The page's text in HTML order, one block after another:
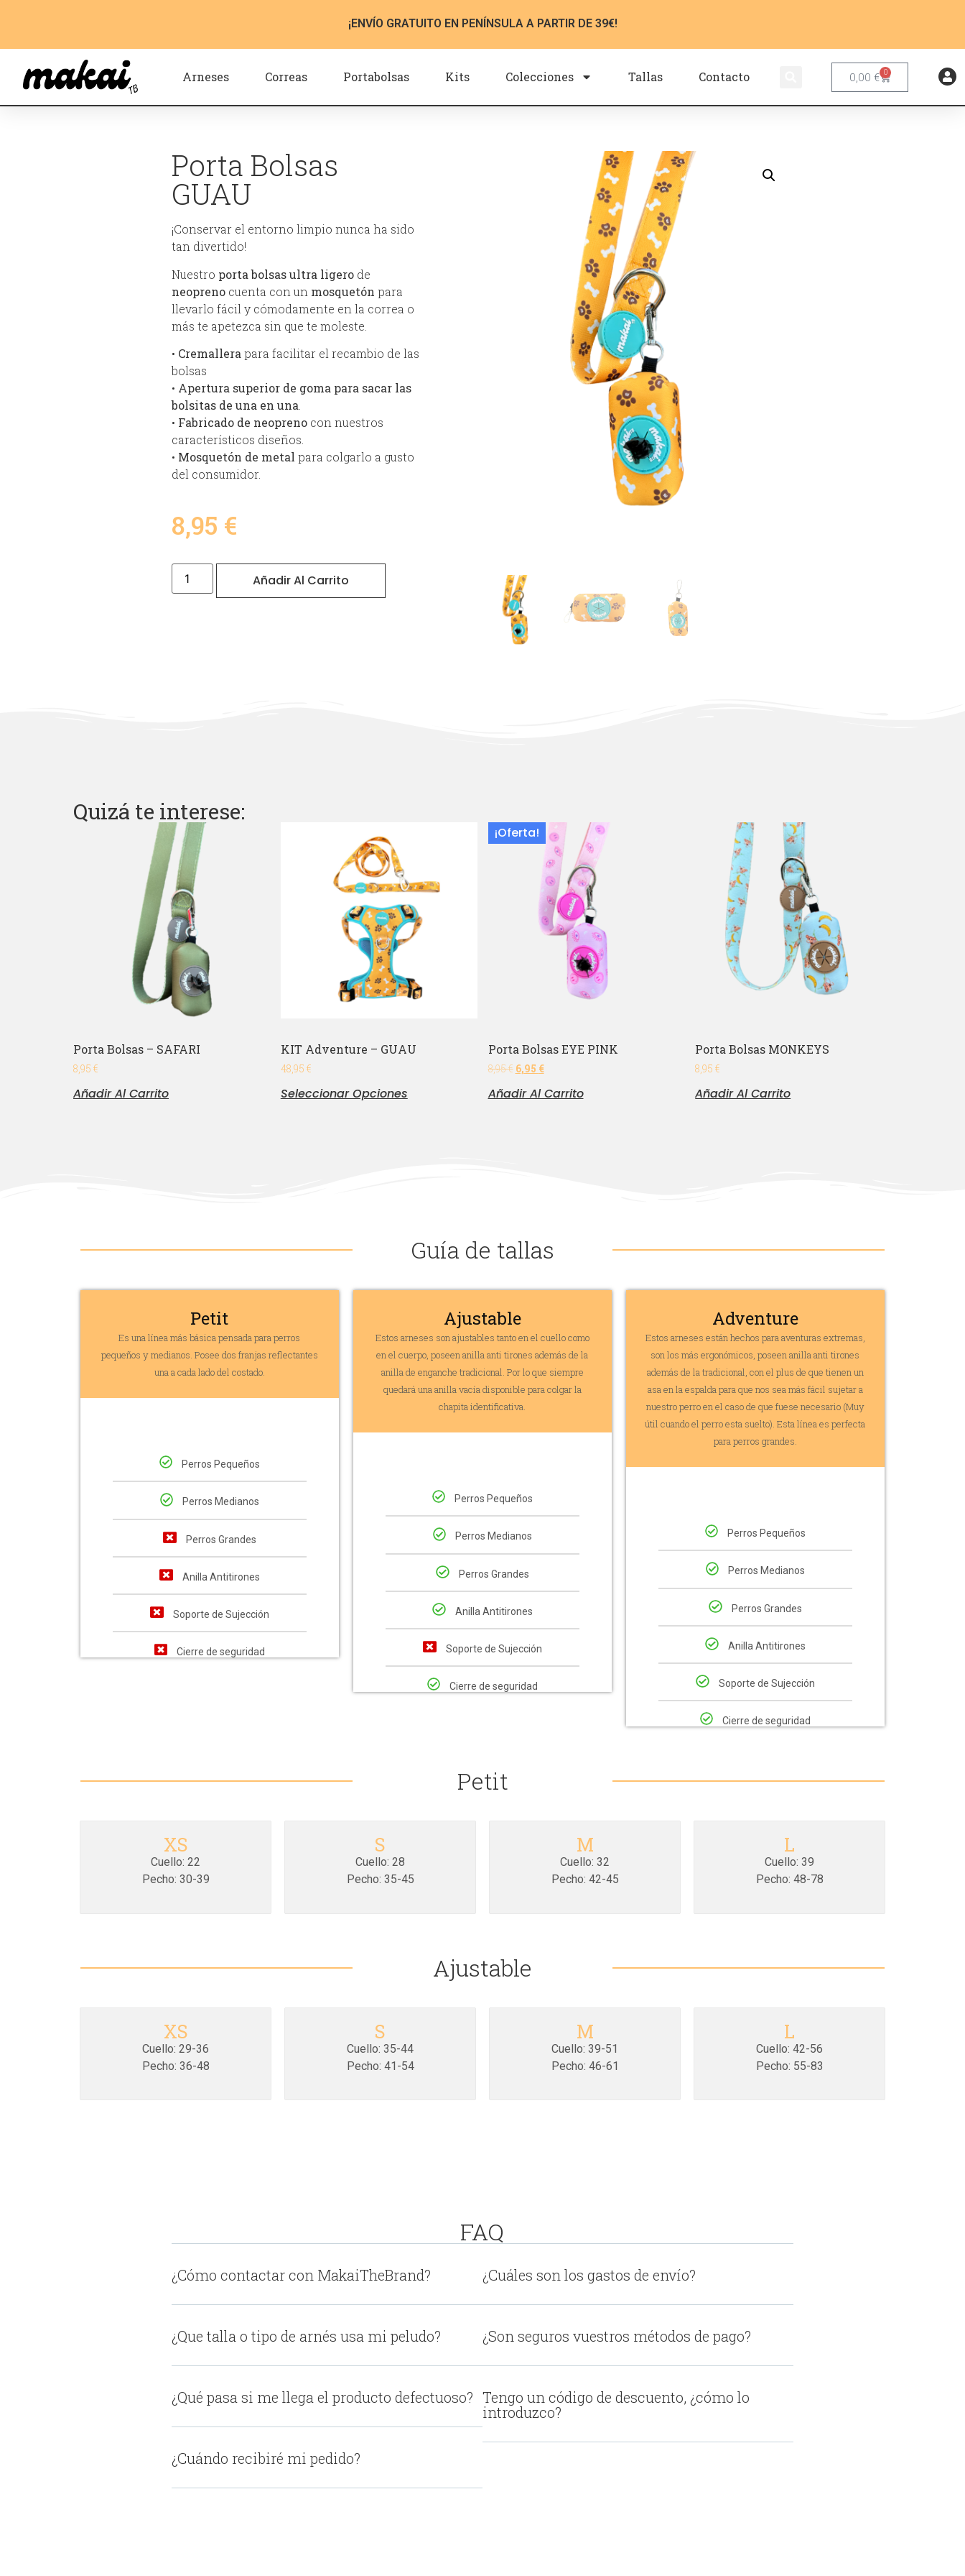
¡ENVÍO GRATUITO EN PENÍNSULA A PARTIR DE 39€!
Arneses Correas Portabolsas Kits Colecciones Tallas Contacto 0,00 € 0
Porta Bolsas
GUAU
¡Conservar el entorno limpio nunca ha sido
tan divertido!
Nuestro porta bolsas ultra ligero de
neopreno cuenta con un mosquetón para
llevarlo fácil y cómodamente en la correa o
más te apetezca sin que te moleste.
• Cremallerapara facilitar el recambio de las
bolsas
• Apertura superior de goma para sacar las
bolsitas de una en una.
• Fabricado de neopreno con nuestros
característicos diseños.
• Mosquetón de metal para colgarlo a gusto
del consumidor.
8,95 €
Añadir Al Carrito
Quizá te interese:
Porta Bolsas – SAFARI
8,95 €
Añadir Al Carrito
KIT Adventure – GUAU
48,95 €
Seleccionar Opciones
¡Oferta!
Porta Bolsas EYE PINK
8,95€ 6,95 €
Añadir Al Carrito
Porta Bolsas MONKEYS
8,95€
Añadir Al Carrito
Guía de tallas
Petit
Es una línea más básica pensada para perros
pequeños y medianos. Posee dos franjas reflectantes
una a cada lado del costado.
Perros Pequeños
Perros Medianos
Perros Grandes
Anilla Antitirones
Soporte de Sujección
Cierre de seguridad
Ajustable
Estos arneses son ajustables tanto en el cuello como
en el cuerpo, poseen anilla anti tirones además de la
anilla de enganche tradicional. Por lo que siempre
quedará una anilla vacía disponible para colgar la
chapita identificativa.
Perros Pequeños
Perros Medianos
Perros Grandes
Anilla Antitirones
Soporte de Sujección
Cierre de seguridad
Adventure
Estos arneses están hechos para aventuras extremas,
son los más ergonómicos, poseen anilla anti tirones
además de la tradicional, con el plus de que tienen un
asa en la espalda para que nos sea más fácil sujetar a
nuestro perro en el caso de que fuese necesario (Muy
útil cuando el perro esta suelto). Esta línea es perfecta
para perros grandes.
Perros Pequeños
Perros Medianos
Perros Grandes
Anilla Antitirones
Soporte de Sujección
Cierre de seguridad
Petit
XS
Cuello: 22
Pecho: 30-39
S
Cuello: 28
Pecho: 35-45
M
Cuello: 32
Pecho: 42-45
L
Cuello: 39
Pecho: 48-78
Ajustable
XS
Cuello: 29-36
Pecho: 36-48
S
Cuello: 35-44
Pecho: 41-54
M
Cuello: 39-51
Pecho: 46-61
L
Cuello: 42-56
Pecho: 55-83
FAQ
¿Cómo contactar con MakaiTheBrand?
¿Que talla o tipo de arnés usa mi peludo?
¿Qué pasa si me llega el producto defectuoso?
¿Cuándo recibiré mi pedido?
¿Cuáles son los gastos de envío?
¿Son seguros vuestros métodos de pago?
Tengo un código de descuento, ¿cómo lo
introduzco?